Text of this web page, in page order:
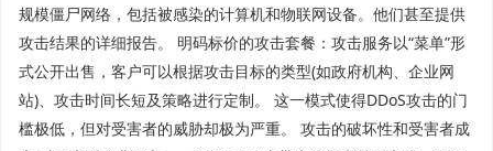
规模僵尸网络，包括被感染的计算机和物联网设备。他们甚至提供
攻击结果的详细报告。 明码标价的攻击套餐：攻击服务以“菜单”形
式公开出售，客户可以根据攻击目标的类型(如政府机构、企业网
站)、攻击时间长短及策略进行定制。 这一模式使得DDoS攻击的门
槛极低，但对受害者的威胁却极为严重。 攻击的破坏性和受害者成